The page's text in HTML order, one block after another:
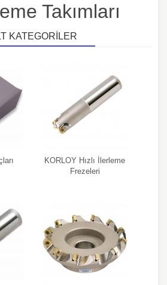
Takımları
KATEGORILER
KORLOY Hızlı İlerleme
Frezeleri